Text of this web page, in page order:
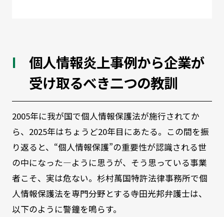
個人情報炎上事例から企業が
受け取るべき二つの教訓
2005年に我が国で個人情報保護法が施行されてか
ら、2025年はちょうど20年目にあたる。この間を振
り返ると、“個人情報保護”の重要性が認識される世
の中になった―ように思うが、そう思っている事業
者こそ、実は危ない。杉村萬国特許法律事務所で個
人情報保護法を専門分野とする寺田光邦弁護士は、
以下のように警鐘を鳴らす。